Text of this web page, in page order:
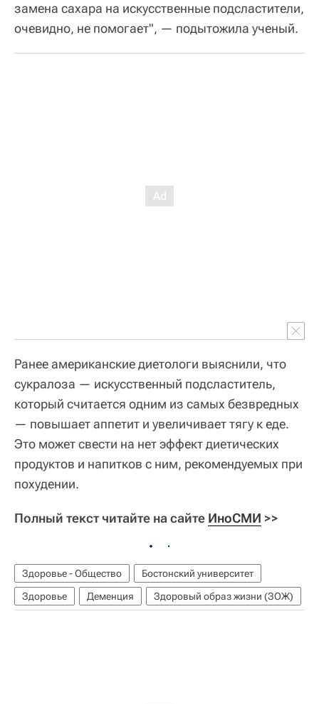
замена сахара на искусственные подсластители,
очевидно, не помогает", — подытожила ученый.
Ранее американские диетологи выяснили, что
сукралоза — искусственный подсластитель,
который считается одним из самых безвредных
— повышает аппетит и увеличивает тягу к еде.
Это может свести на нет эффект диетических
продуктов и напитков с ним, рекомендуемых при
похудении.
Полный текст читайте на сайте ИноСМИ >>
Здоровье - Общество
Бостонский университет
Здоровье
Деменция Здоровый образ жизни (ЗОЖ)